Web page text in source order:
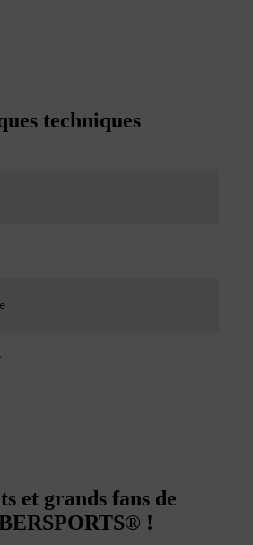
techniques
et grands fans de
!